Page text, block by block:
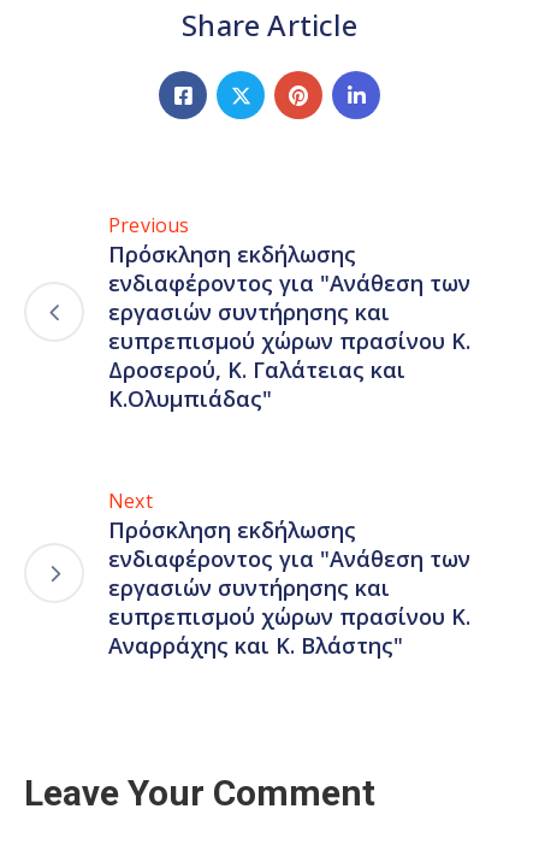
Share Article
Previous
Πρόσκληση εκδήλωσης
ενδιαφέροντος για "Ανάθεση των
εργασιών συντήρησης και
ευπρεπισμού χώρων πρασίνου Κ.
Δροσερού, Κ. Γαλάτειας και
Κ.Ολυμπιάδας"
Next
Πρόσκληση εκδήλωσης
ενδιαφέροντος για "Ανάθεση των
εργασιών συντήρησης και
ευπρεπισμού χώρων πρασίνου Κ.
Αναρράχης και Κ. Βλάστης"
Leave Your Comment